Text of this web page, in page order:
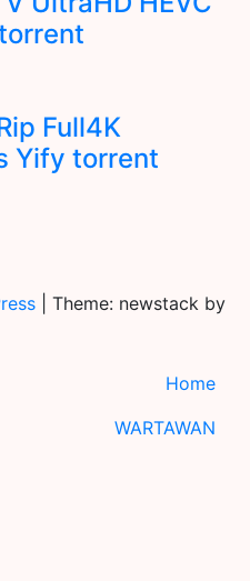
Full4K
Yify torrent
Theme: newstack by
Home
WARTAWAN